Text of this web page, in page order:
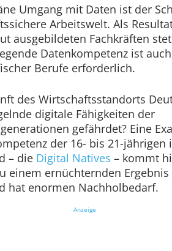
Umgang mit Daten ist der
Arbeitswelt. Als
ausgebildeten Fachkräften
Datenkompetenz ist
Berufe erforderlich.
des Wirtschaftsstandorts
digitale Fähigkeiten der
gefährdet? Eine
der 16- bis 21-jährigen
– die Digital Natives – kommt
einem ernüchternden Ergebnis
hat enormen Nachholbedarf.
Anzeige